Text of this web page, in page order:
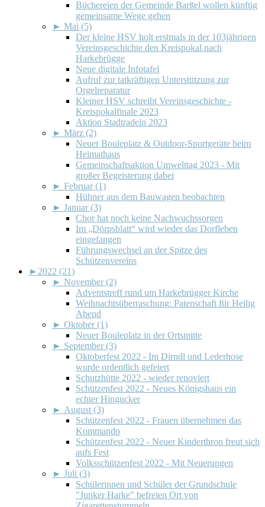
Büchereien der Gemeinde Barßel wollen künftig
gemeinsame Wege gehen
► Mai (5)
Der kleine HSV holt erstmals in der 103jährigen
Vereinsgeschichte den Kreispokal nach
Harkebrügge
Neue digitale Infotafel
Aufruf zur tatkräftigen Unterstützung zur
Orgelreparatur
Kleiner HSV schreibt Vereinsgeschichte -
Kreispokalfinale 2023
Aktion Stadtradeln 2023
► März (2)
Neuer Bouleplatz & Outdoor-Sportgeräte beim
Heimathaus
Gemeinschaftsaktion Umwelttag 2023 - Mit
großer Begeisterung dabei
► Februar (1)
Hühner aus dem Bauwagen beobachten
► Januar (3)
Chor hat noch keine Nachwuchssorgen
Im „Dörpsblatt“ wird wieder das Dorfleben
eingefangen
Führungswechsel an der Spitze des
Schützenvereins
► 2022 (21)
► November (2)
Adventstreff rund um Harkebrügger Kirche
Weihnachtsüberraschung: Patenschaft für Heilig
Abend
► Oktober (1)
Neuer Bouleplatz in der Ortsmitte
► September (3)
Oktoberfest 2022 - Im Dirndl und Lederhose
wurde ordentlich gefeiert
Schutzhütte 2022 - wieder renoviert
Schützenfest 2022 - Neues Königshaus ein
echter Hingucker
► August (3)
Schützenfest 2022 - Frauen übernehmen das
Kommando
Schützenfest 2022 - Neuer Kinderthron freut sich
aufs Fest
Volksschützenfest 2022 - Mit Neuerungen
► Juli (3)
Schülerinnen und Schüler der Grundschule
"Junker Harke" befreien Ort von